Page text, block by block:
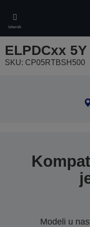
main
content
Izbornik
ELPDCxx
SKU: CP05RTBSH500
Modeli u